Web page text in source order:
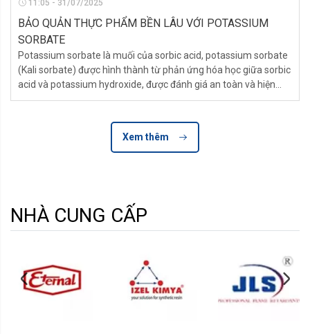
11:05 - 31/07/2025
BẢO QUẢN THỰC PHẨM BỀN LÂU VỚI POTASSIUM
SORBATE
Potassium sorbate là muối của sorbic acid, potassium sorbate
(Kali sorbate) được hình thành từ phản ứng hóa học giữa sorbic
acid và potassium hydroxide, được đánh giá an toàn và hiện
được dùng phổ biến nhất trong vai trò là chất bảo quản trong
phẩm mà không ảnh hưởng
Xem thêm
NHÀ CUNG CẤP